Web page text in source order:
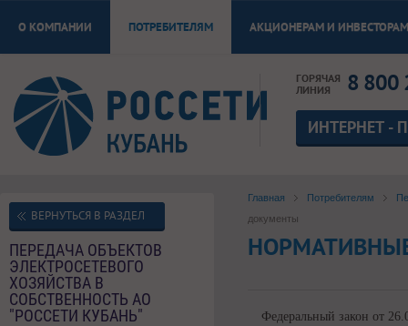
О КОМПАНИИ ПОТРЕБИТЕЛЯМ АКЦИОНЕРАМ И ИНВЕСТОРАМ
ГОРЯЧАЯ
ЛИНИЯ
8 800
ИНТЕРНЕТ -
Главная Потребителям
документы
Федеральный закон от
ВЕРНУТЬСЯ В РАЗДЕЛ
ПЕРЕДАЧА ОБЪЕКТОВ
ЭЛЕКТРОСЕТЕВОГО
ХОЗЯЙСТВА В
СОБСТВЕННОСТЬ АО
"РОССЕТИ КУБАНЬ"